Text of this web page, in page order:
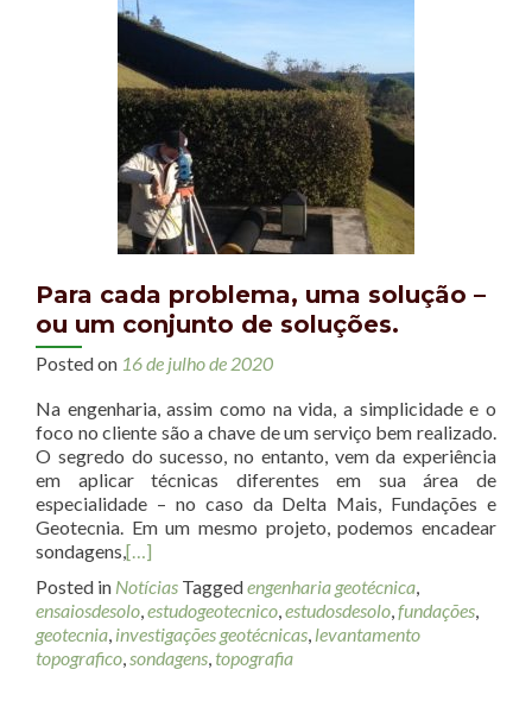
Para cada problema, uma solução –
ou um conjunto de soluções.
Posted on 16 de julho de 2020
Na engenharia, assim como na vida, a simplicidade e o
foco no cliente são a chave de um serviço bem realizado.
O segredo do sucesso, no entanto, vem da experiência
em aplicar técnicas diferentes em sua área de
especialidade – no caso da Delta Mais, Fundações e
Geotecnia. Em um mesmo projeto, podemos encadear
sondagens,[…]
Posted in Notícias Taggedengenharia geotécnica,
ensaiosdesolo,estudogeotecnico,estudosdesolo,fundações,
geotecnia, investigações geotécnicas, levantamento
topografico,sondagens, topografia